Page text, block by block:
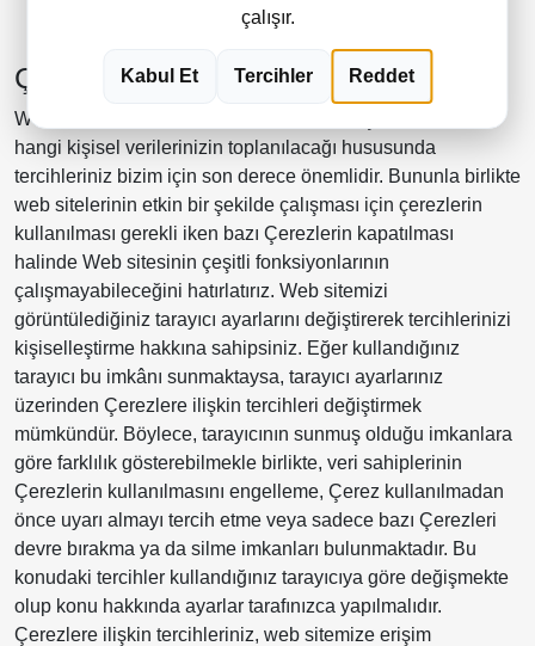
Çerez Tercihleri yönetimi
Web sitemizin tarafınızca kullanıldığı süreç boyunca sizin
hangi kişisel verilerinizin toplanılacağı hususunda
tercihleriniz bizim için son derece önemlidir. Bununla birlikte
web sitelerinin etkin bir şekilde çalışması için çerezlerin
kullanılması gerekli iken bazı Çerezlerin kapatılması
halinde Web sitesinin çeşitli fonksiyonlarının
çalışmayabileceğini hatırlatırız. Web sitemizi
görüntülediğiniz tarayıcı ayarlarını değiştirerek tercihlerinizi
kişiselleştirme hakkına sahipsiniz. Eğer kullandığınız
tarayıcı bu imkânı sunmaktaysa, tarayıcı ayarlarınız
üzerinden Çerezlere ilişkin tercihleri değiştirmek
mümkündür. Böylece, tarayıcının sunmuş olduğu imkanlara
göre farklılık gösterebilmekle birlikte, veri sahiplerinin
Çerezlerin kullanılmasını engelleme, Çerez kullanılmadan
önce uyarı almayı tercih etme veya sadece bazı Çerezleri
devre bırakma ya da silme imkanları bulunmaktadır. Bu
konudaki tercihler kullandığınız tarayıcıya göre değişmekte
olup konu hakkında ayarlar tarafınızca yapılmalıdır.
Çerezlere ilişkin tercihleriniz, web sitemize erişim
çalışır.
Kabul Et Tercihler Reddet